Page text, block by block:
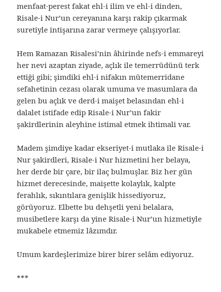
menfaat-perest fakat ehl-i ilim ve ehl-i dinden,
Risale-i Nur’un cereyanına karşı rakip çıkarmak
suretiyle intişarına zarar vermeye çalışıyorlar.
Hem Ramazan Risalesi’nin âhirinde nefs-i emmareyi
her nevi azaptan ziyade, açlık ile temerrüdünü terk
ettiği gibi; şimdiki ehl-i nifakın mütemerridane
sefahetinin cezası olarak umuma ve masumlara da
gelen bu açlık ve derd-i maişet belasından ehl-i
dalalet istifade edip Risale-i Nur’un fakir
şakirdlerinin aleyhine istimal etmek ihtimali var.
Madem şimdiye kadar ekseriyet-i mutlaka ile Risale-i
Nur şakirdleri, Risale-i Nur hizmetini her belaya,
her derde bir çare, bir ilaç bulmuşlar. Biz her gün
hizmet derecesinde, maişette kolaylık, kalpte
ferahlık, sıkıntılara genişlik hissediyoruz,
görüyoruz. Elbette bu dehşetli yeni belalara,
musibetlere karşı da yine Risale-i Nur’un hizmetiyle
mukabele etmemiz lâzımdır.
Umum kardeşlerimize birer birer selâm ediyoruz.
***